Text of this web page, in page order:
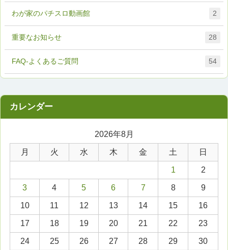
FAQ-よくあるご質問 54
わが家のパチスロ動画館 2
重要なお知らせ 28
2026年8月
月 火 水 木 金 土 日
1 2
3 4 5 6 7 8 9
10 11 12 13 14 15 16
17 18 19 20 21 22 23
24 25 26 27 28 29 30